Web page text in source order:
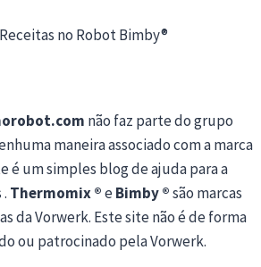
no Robot Bimby®
não faz parte do grupo
maneira associado com a marca
é um simples blog de ajuda para a
Thermomix ®eBimby ®são marcas
da Vorwerk. Este site não é de forma
ou patrocinado pela Vorwerk.